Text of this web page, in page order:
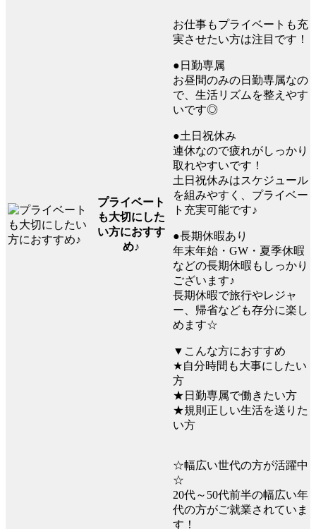
プライベート
も大切にした
い方におすす
め♪
お仕事もプライベートも充
実させたい方は注目です！
●日勤専属
お昼間のみの日勤専属なの
で、生活リズムを整えやす
いです◎
●土日祝休み
連休なので疲れがしっかり
取れやすいです！
土日祝休みはスケジュール
を組みやすく、プライベー
ト充実可能です♪
●長期休暇あり
年末年始・GW・夏季休暇
などの長期休暇もしっかり
ございます♪
長期休暇で旅行やレジャ
ー、帰省なども存分に楽し
めます☆
▼こんな方におすすめ
★自分時間も大事にしたい
方
★日勤専属で働きたい方
★規則正しい生活を送りた
い方
☆幅広い世代の方が活躍中
☆
20代～50代前半の幅広い年
代の方がご就業されていま
す！